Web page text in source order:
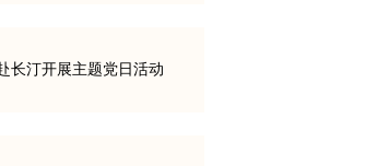
长汀开展主题党日活动